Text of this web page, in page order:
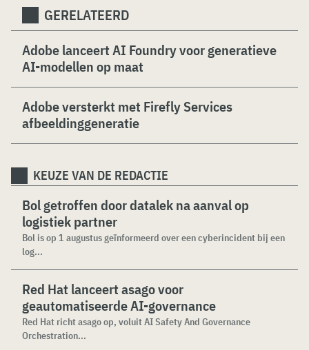
GERELATEERD
Adobe lanceert AI Foundry voor generatieve
AI-modellen op maat
Adobe versterkt met Firefly Services
afbeeldinggeneratie
KEUZE VAN DE REDACTIE
Bol getroffen door datalek na aanval op
logistiek partner
Bol is op 1 augustus geïnformeerd over een cyberincident bij een
log...
Red Hat lanceert asago voor
geautomatiseerde AI-governance
Red Hat richt asago op, voluit AI Safety And Governance
Orchestration...